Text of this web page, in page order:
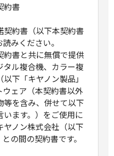
約書
契約書（以下本契約書
みください。
約書と共に無償で提供
タル複合機、カラー複
下「キヤノン製品」
ウェア（本契約書以外
等を含み、併せて以下
います。）をご使用に
ノン株式会社（以下
の間の契約書です。